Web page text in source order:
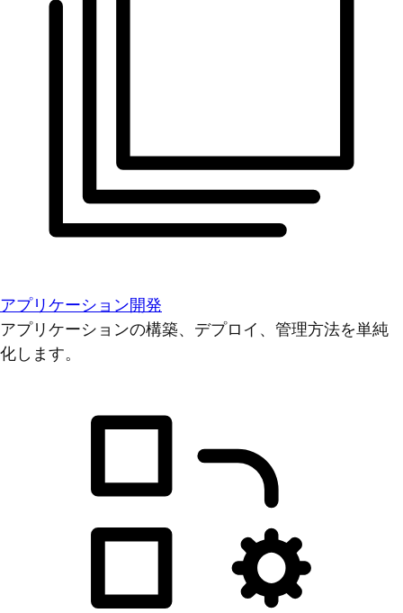
アプリケーション開発
アプリケーションの構築、デプロイ、管理方法を単純
化します。